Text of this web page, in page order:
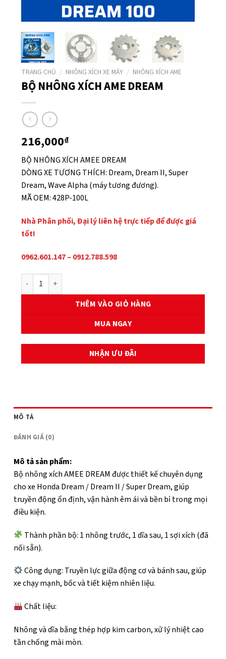
TRANG CHỦ / NHÔNG XÍCH XE MÁY / NHÔNG XÍCH AME
BỘ NHÔNG XÍCH AME DREAM
216,000₫
BỘ NHÔNG XÍCH AMEE DREAM
DÒNG XE TƯƠNG THÍCH: Dream, Dream II, Super
Dream, Wave Alpha (máy tương đương).
MÃ OEM: 428P-100L
Nhà Phân phối, Đại lý liên hệ trực tiếp để được giá
tốt!
0962.601.147 – 0912.788.598
BỘ NHÔNG XÍCH AME DREAM số lượng
THÊM VÀO GIỎ HÀNG
MUA NGAY
NHẬN ƯU ĐÃI
MÔ TẢ
ĐÁNH GIÁ (0)
Mô tả sản phẩm:
Bộ nhông xích AMEE DREAM được thiết kế chuyên dụng
cho xe Honda Dream / Dream II / Super Dream, giúp
truyền động ổn định, vận hành êm ái và bền bỉ trong mọi
điều kiện.
Thành phần bộ: 1 nhông trước, 1 dĩa sau, 1 sợi xích (đã
nối sẵn).
Công dụng: Truyền lực giữa động cơ và bánh sau, giúp
xe chạy mạnh, bốc và tiết kiệm nhiên liệu.
Chất liệu:
Nhông và dĩa bằng thép hợp kim carbon, xử lý nhiệt cao
tần chống mài mòn.